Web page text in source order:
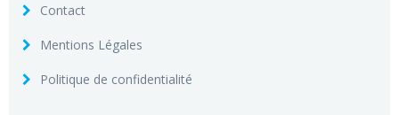
Contact
Mentions Légales
Politique de confidentialité